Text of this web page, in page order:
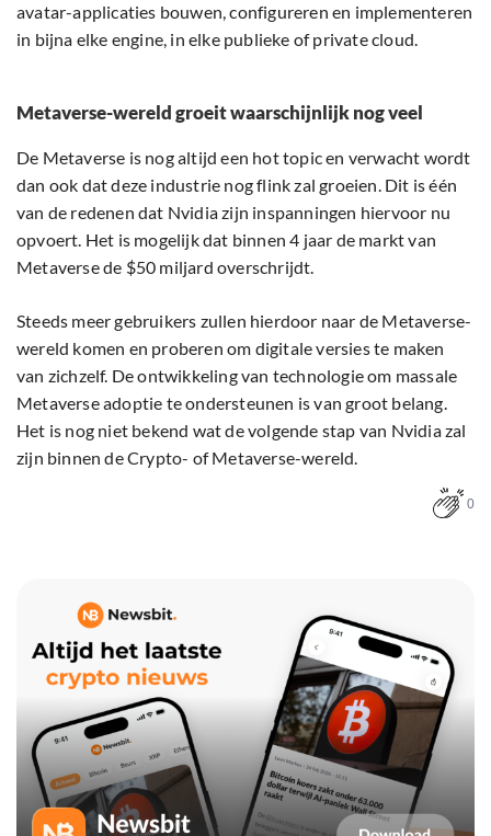
avatar-applicaties bouwen, configureren en implementeren
in bijna elke engine, in elke publieke of private cloud.
Metaverse-wereld groeit waarschijnlijk nog veel
De Metaverse is nog altijd een hot topic en verwacht wordt
dan ook dat deze industrie nog flink zal groeien. Dit is één
van de redenen dat Nvidia zijn inspanningen hiervoor nu
opvoert. Het is mogelijk dat binnen 4 jaar de markt van
Metaverse de $50 miljard overschrijdt.
Steeds meer gebruikers zullen hierdoor naar de Metaverse-
wereld komen en proberen om digitale versies te maken
van zichzelf. De ontwikkeling van technologie om massale
Metaverse adoptie te ondersteunen is van groot belang.
Het is nog niet bekend wat de volgende stap van Nvidia zal
zijn binnen de Crypto- of Metaverse-wereld.
0